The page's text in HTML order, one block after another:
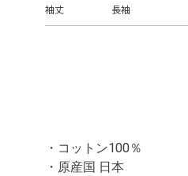
袖丈 長袖
・コットン100％
・原産国 日本